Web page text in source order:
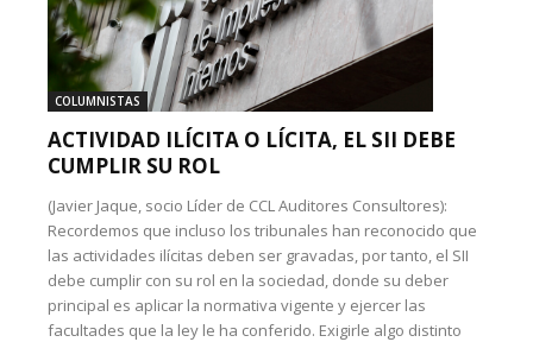
COLUMNISTAS
ACTIVIDAD ILÍCITA O LÍCITA, EL SII DEBE
CUMPLIR SU ROL
(Javier Jaque, socio Líder de CCL Auditores Consultores):
Recordemos que incluso los tribunales han reconocido que
las actividades ilícitas deben ser gravadas, por tanto, el SII
debe cumplir con su rol en la sociedad, donde su deber
principal es aplicar la normativa vigente y ejercer las
facultades que la ley le ha conferido. Exigirle algo distinto